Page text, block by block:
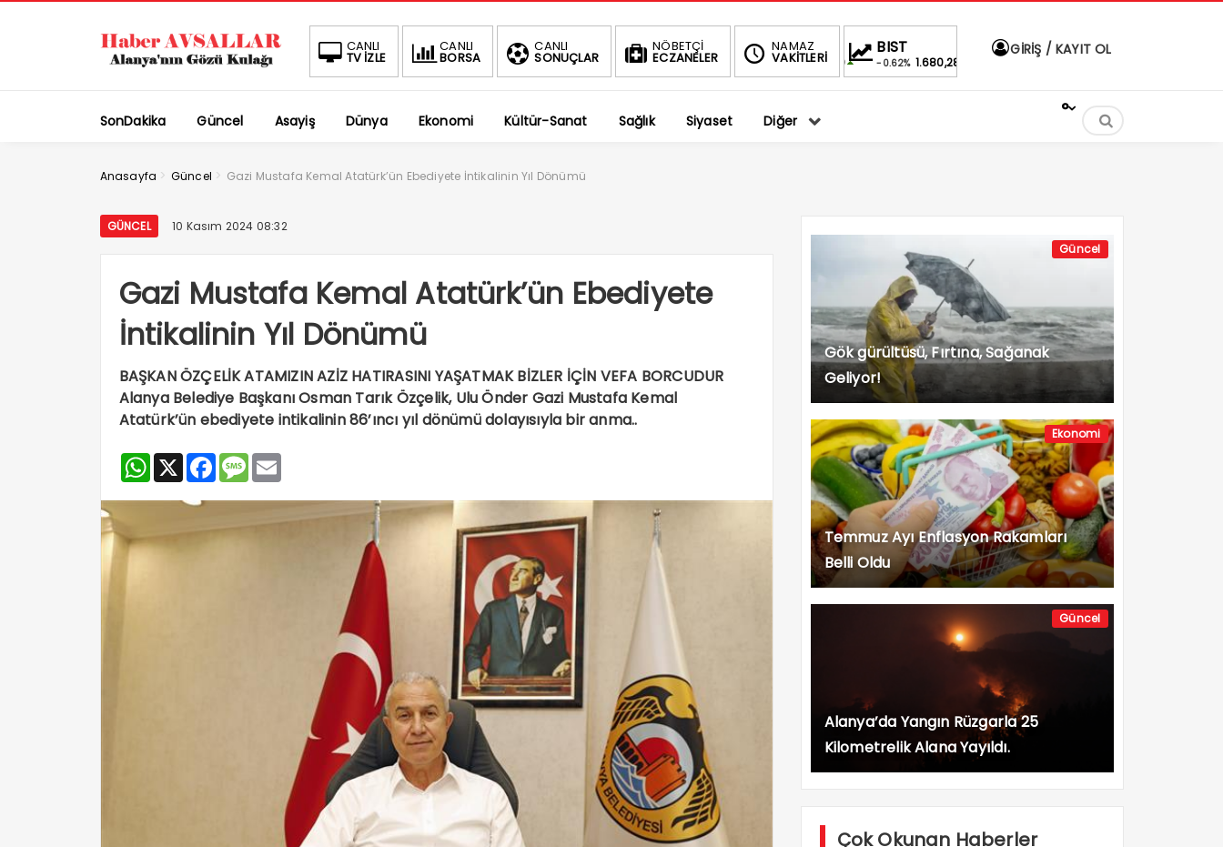
CANLI
TV İZLE
CANLI
BORSA
CANLI
SONUÇLAR
NÖBETÇİ
ECZANELER
NAMAZ
VAKİTLERİ
BIST
-0.62% 1.680,28
DOLAR
% 47,6990
EURO ALTIN
GİRİŞ / KAYIT OL
SonDakika Güncel Asayiş Dünya Ekonomi Kültür-Sanat Sağlık Siyaset Diğer
°
Anasayfa > Güncel > Gazi Mustafa Kemal Atatürk’ün Ebediyete İntikalinin Yıl Dönümü
GÜNCEL 10 Kasım 2024 08:32
Gazi Mustafa Kemal Atatürk’ün Ebediyete
İntikalinin Yıl Dönümü
BAŞKAN ÖZÇELİK ATAMIZIN AZİZ HATIRASINI YAŞATMAK BİZLER İÇİN VEFA BORCUDUR
Alanya Belediye Başkanı Osman Tarık Özçelik, Ulu Önder Gazi Mustafa Kemal
Atatürk’ün ebediyete intikalinin 86’ıncı yıl dönümü dolayısıyla bir anma..
WhatsApp
X Facebook
Message
Email
Güncel
Gök gürültüsü, Fırtına, Sağanak
Geliyor!
Ekonomi
Temmuz Ayı Enflasyon Rakamları
Belli Oldu
Güncel
Alanya’da Yangın Rüzgarla 25
Kilometrelik Alana Yayıldı.
Çok Okunan Haberler